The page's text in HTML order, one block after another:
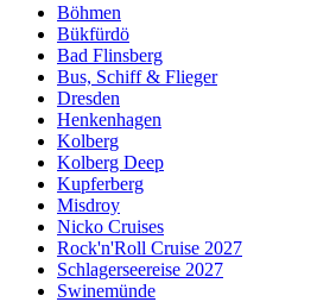
Böhmen
Bükfürdö
Bad Flinsberg
Bus, Schiff & Flieger
Dresden
Henkenhagen
Kolberg
Kolberg Deep
Kupferberg
Misdroy
Nicko Cruises
Rock'n'Roll Cruise 2027
Schlagerseereise 2027
Swinemünde